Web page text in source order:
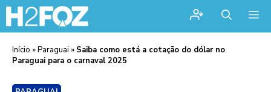
Início »Paraguai » Saiba como está a cotação do dólar no
Paraguai para o carnaval 2025